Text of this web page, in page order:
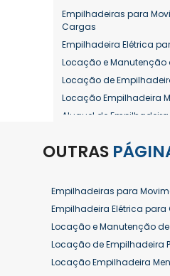
Empilhadeiras para
Cargas
Empilhadeira Elétrica
Locação e Manutenção
Locação de
Locação Empilhadeira
Aluguel de Empilhadeira
Aluguel de Empilhadeira
Aluguel de Empilhadeira
Aluguel de
Aluguel de Empilhadeira
Aluguel de Empilhadeira
Aluguel de
OUTRAS
Empilhadeiras para
Empilhadeira Elétrica
Locação e Manutenção
Locação de Empilhadeira
Locação Empilhadeira